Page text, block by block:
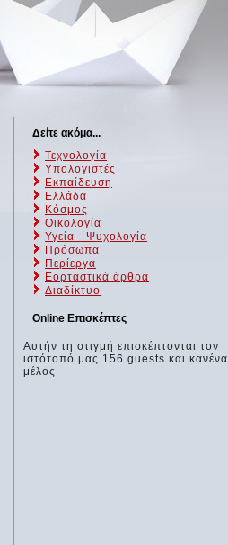
Δείτε ακόμα...
Τεχνολογία
Υπολογιστές
Εκπαίδευση
Ελλάδα
Κόσμος
Οικολογία
Υγεία - Ψυχολογία
Πρόσωπα
Περίεργα
Εορταστικά άρθρα
Διαδίκτυο
Online Επισκέπτες
Αυτήν τη στιγμή επισκέπτονται τον
ιστότοπό μας 156 guests και κανένα
μέλος